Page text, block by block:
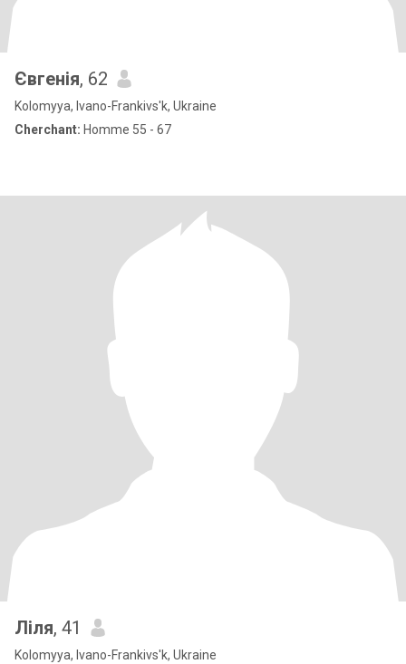
Євгенія, 62
Kolomyya, Ivano-Frankivs'k, Ukraine
Cherchant: Homme 55 - 67
Ліля, 41
Kolomyya, Ivano-Frankivs'k, Ukraine